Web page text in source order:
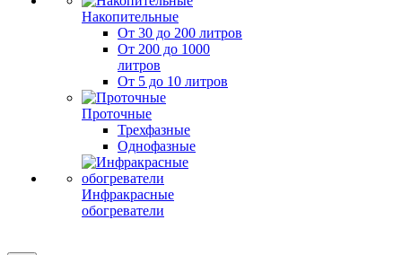
Накопительные
От 30 до 200 литров
От 200 до 1000
литров
От 5 до 10 литров
Проточные
Трехфазные
Однофазные
Инфракрасные
обогреватели